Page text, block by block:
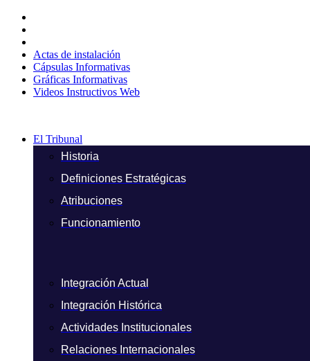
contenido
Actas de instalación
Cápsulas Informativas
Gráficas Informativas
Videos Instructivos Web
El Tribunal
Historia
Definiciones Estratégicas
Atribuciones
Funcionamiento
Integración Actual
Integración Histórica
Actividades Institucionales
Relaciones Internacionales